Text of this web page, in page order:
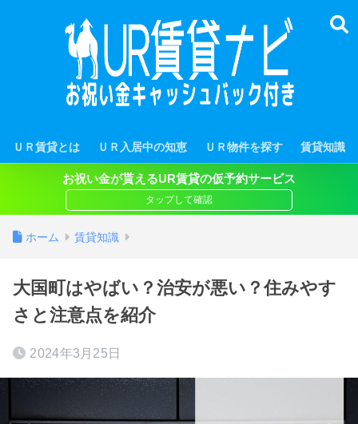
ＵＲ賃貸とは ＵＲ入居中の知恵 ＵＲ物件を探す 賃貸知識
お祝い金が貰えるUR賃貸の仮予約サービス
ホーム 賃貸知識
大国町はやばい？治安が悪い？住みやす
さと注意点を紹介
2024年3月25日